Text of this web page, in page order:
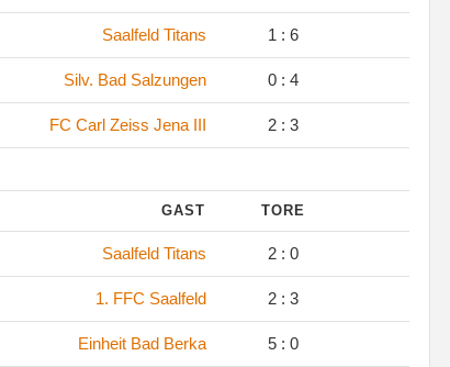
Saalfeld Titans 1 : 6
Silv. Bad Salzungen 0 : 4
FC Carl Zeiss Jena III 2 : 3
GAST TORE
Saalfeld Titans 2 : 0
1. FFC Saalfeld 2 : 3
Einheit Bad Berka 5 : 0